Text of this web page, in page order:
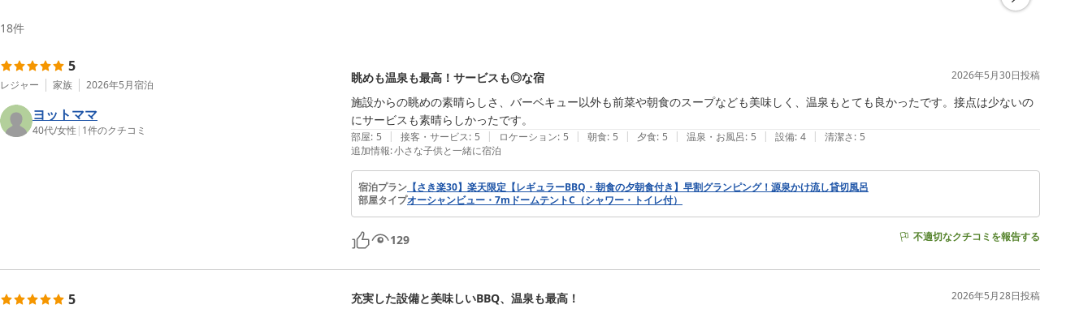
18件
5
レジャー 家族 2026年5月宿泊
ヨットママ
40代/女性 | 1件のクチコミ
眺めも温泉も最高！サービスも◎な宿 2026年5月30日投稿
施設からの眺めの素晴らしさ、バーベキュー以外も前菜や朝食のスープなども美味しく、温泉もとても良かったです。接点は少ないの
にサービスも素晴らしかったです。
部屋: 5 | 接客・サービス: 5 | ロケーション: 5 | 朝食: 5 | 夕食: 5 | 温泉・お風呂: 5 | 設備: 4 | 清潔さ: 5
追加情報:小さな子供と一緒に宿泊
宿泊プラン 【さき楽30】楽天限定【レギュラーBBQ・朝食の夕朝食付き】早割グランピング！源泉かけ流し貸切風呂
部屋タイプオーシャンビュー・7mドームテントC（シャワー・トイレ付）
129 不適切なクチコミを報告する
5 充実した設備と美味しいBBQ、温泉も最高！ 2026年5月28日投稿